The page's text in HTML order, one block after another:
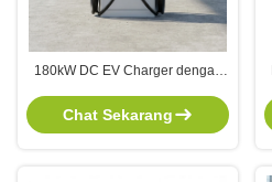
180kW DC EV Charger dengan
output untuk fast charging station
Chat Sekarang